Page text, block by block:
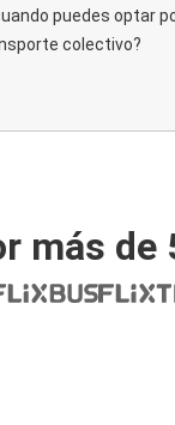
puedes optar
colectivo?
más